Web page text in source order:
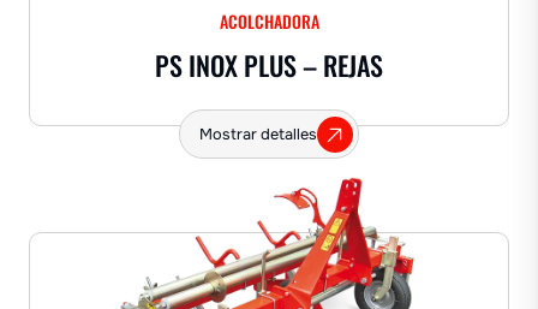
ACOLCHADORA
PS INOX PLUS – REJAS
Mostrar detalles